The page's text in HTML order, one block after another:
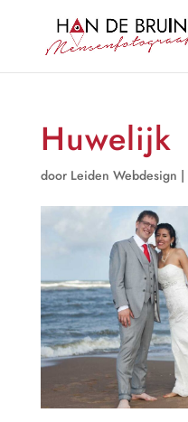
Huwelijk
door Leiden Webdesign |